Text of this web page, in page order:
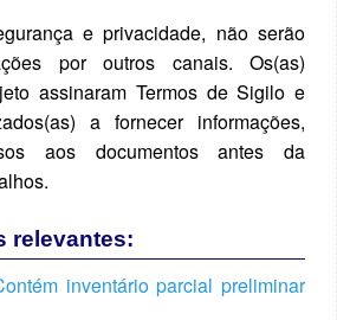
e privacidade, não serão
por outros canais. Os(as)
assinaram Termos de Sigilo e
a fornecer informações,
aos documentos antes da
relevantes:
inventário parcial preliminar